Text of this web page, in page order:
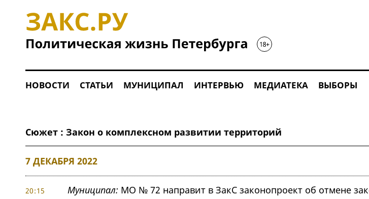
НОВОСТИ СТАТЬИ МУНИЦИПАЛ ИНТЕРВЬЮ МЕДИАТЕКА ВЫБОРЫ
Сюжет : Закон о комплексном развитии территорий
7 ДЕКАБРЯ 2022
20:15 Муниципал: МО № 72 направит в ЗакС законопроект об отмене